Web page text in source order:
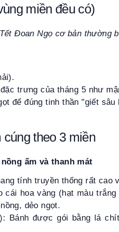
miền đều có)
Đoan Ngọ cơ bản thường
trưng của tháng 5 như
để đúng tinh thần "giết sâu
theo 3 miền
ấm và thanh mát
tính truyền thống rất cao
hoa vàng (hạt màu
dẻo ngọt.
Bánh được gói bằng lá